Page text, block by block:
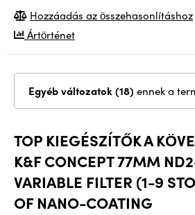
Hozzáadás az összehasonlításhoz
Ártörténet
Egyéb változatok (18) ennek a
TOP KIEGÉSZÍTŐK A
K&F CONCEPT 77MM
VARIABLE FILTER (1-9
OF NANO-COATING